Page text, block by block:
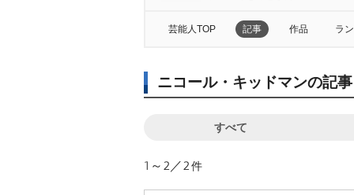
芸能人TOP 記事 作品 ラ
ニコール・キッドマンの記
すべて
1～2／2件